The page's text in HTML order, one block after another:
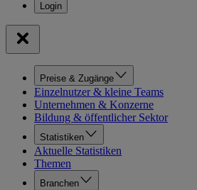
Preise & Zugänge
Einzelnutzer & kleine Teams
Unternehmen & Konzerne
Bildung & öffentlicher Sektor
Statistiken
Aktuelle Statistiken
Themen
Branchen